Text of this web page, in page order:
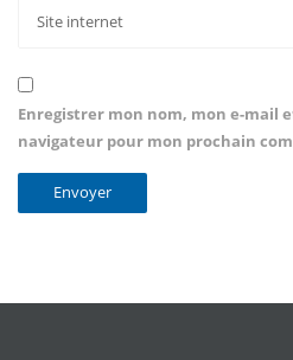
Enregistrer mon nom, mon e-mail
navigateur pour mon prochain